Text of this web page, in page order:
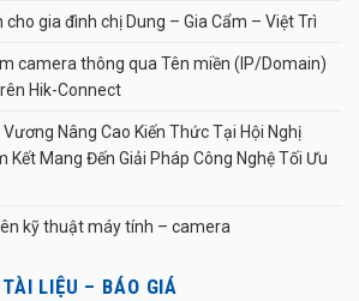
cho gia đình chị Dung – Gia Cẩm – Việt Trì
camera thông qua Tên miền (IP/Domain)
Hik-Connect
Nâng Cao Kiến Thức Tại Hội Nghị
Kết Mang Đến Giải Pháp Công Nghệ Tối Ưu
kỹ thuật máy tính – camera
TÀI LIỆU – BÁO GIÁ